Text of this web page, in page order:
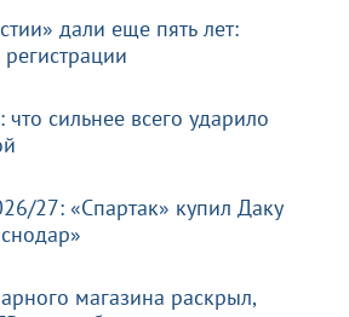
дали еще пять лет:
сильнее всего ударило
27: «Спартак» купил Даку
магазина раскрыл,